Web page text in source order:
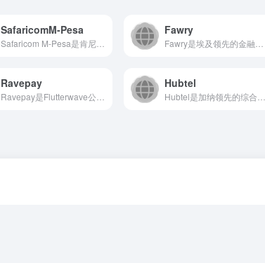
SafaricomM-Pesa
Safaricom M-Pesa是肯尼亚领先的移动货币和金融...
Fawry
Ravepay Hubtel